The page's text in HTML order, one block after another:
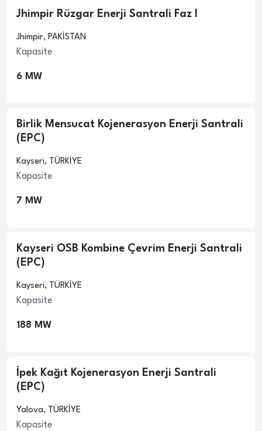
Jhimpir Rüzgar Enerji Santrali Faz I
Jhimpir, PAKİSTAN
Kapasite
6 MW
Birlik Mensucat Kojenerasyon Enerji Santrali
(EPC)
Kayseri, TÜRKİYE
Kapasite
7 MW
Kayseri OSB Kombine Çevrim Enerji Santrali
(EPC)
Kayseri, TÜRKİYE
Kapasite
188 MW
İpek Kağıt Kojenerasyon Enerji Santrali
(EPC)
Yalova, TÜRKİYE
Kapasite